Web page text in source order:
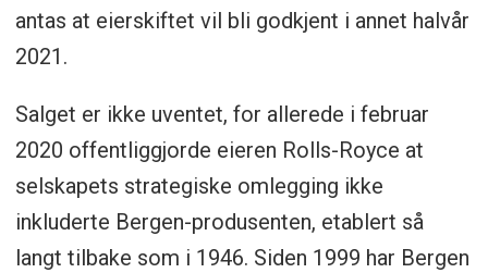
antas at eierskiftet vil bli godkjent i annet halvår
2021.
Salget er ikke uventet, for allerede i februar
2020 offentliggjorde eieren Rolls-Royce at
selskapets strategiske omlegging ikke
inkluderte Bergen-produsenten, etablert så
langt tilbake som i 1946. Siden 1999 har Bergen